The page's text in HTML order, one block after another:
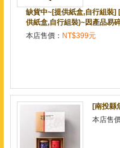
缺貨中~[提供紙盒,自行組裝]
供紙盒,自行組裝)~因產品易
本店售價： NT$399元
[南投縣
本店售